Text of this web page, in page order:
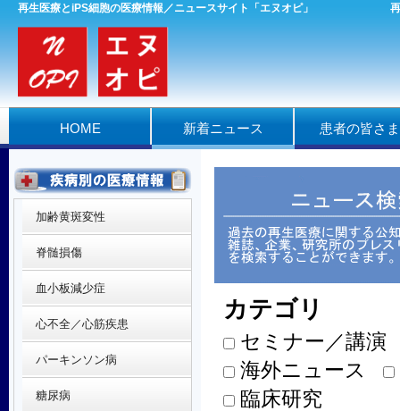
再生医療とiPS細胞の医療情報／ニュースサイト「エヌオピ」
HOME 新着ニュース 患者の皆さ
カテゴリ
セミナー／講演
海外ニュース
臨床研究
加齢黄斑変性
脊髄損傷
血小板減少症
心不全／心筋疾患
パーキンソン病
糖尿病